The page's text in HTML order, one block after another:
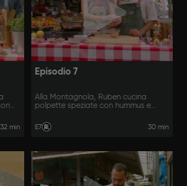
32 min
Episodio 7
Alla Montagnola, Ruben cucina
polpette speziate con hummus e
E7 30 min